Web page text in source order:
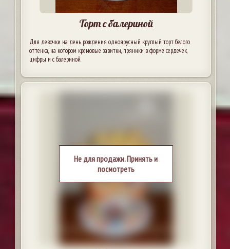
Торт с балериной
Для девочки на день рождения одноярусный круглый торт белого
оттенка, на котором кремовые завитки, пряники в форме сердечек,
цифры и с балериной.
Не для продажи. Принять и
посмотреть